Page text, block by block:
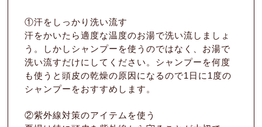
①汗をしっかり洗い流す
汗をかいたら適度な温度のお湯で洗い流しましょ
う。しかしシャンプーを使うのではなく、お湯で
洗い流すだけにしてください。シャンプーを何度
も使うと頭皮の乾燥の原因になるので1日に1度の
シャンプーをおすすめします。
②紫外線対策のアイテムを使う